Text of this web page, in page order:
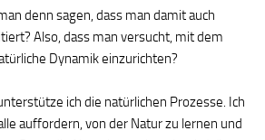
denn sagen, dass man damit auch
Also, dass man versucht, mit dem
Dynamik einzurichten?
ich die natürlichen Prozesse. Ich
auffordern, von der Natur zu lernen und